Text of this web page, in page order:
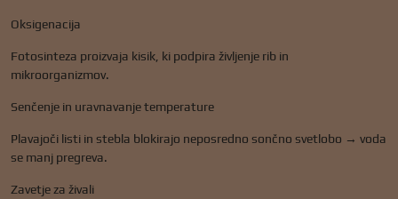
Oksigenacija
Fotosinteza proizvaja kisik, ki podpira življenje rib in
mikroorganizmov.
Senčenje in uravnavanje temperature
Plavajoči listi in stebla blokirajo neposredno sončno svetlobo → voda
se manj pregreva.
Zavetje za živali